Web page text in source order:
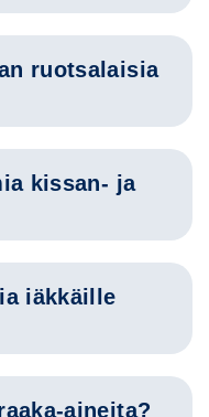
ruotsalaisia
kissan- ja
iäkkäille
aineita?